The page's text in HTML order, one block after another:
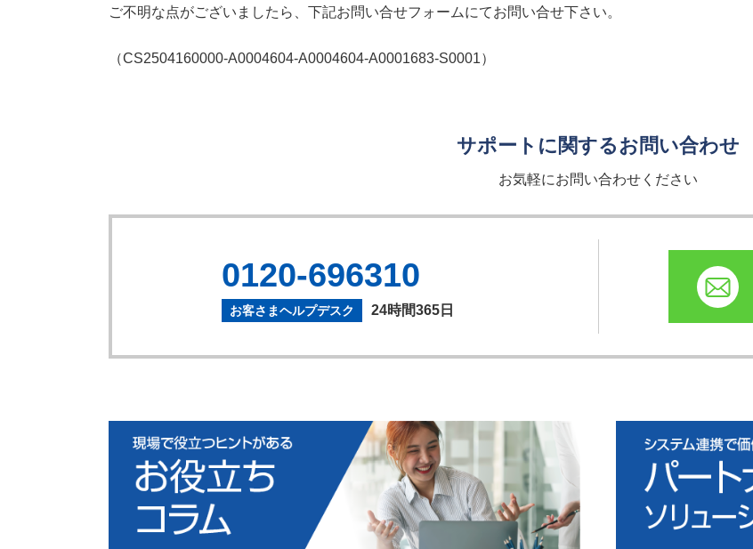
ご不明な点がございましたら、下記お問い合せフォームにてお問い合せ下さい。
（CS2504160000-A0004604-A0004604-A0001683-S0001）
サポートに関するお問い合わせ
お気軽にお問い合わせください
0120-696310
お客さまヘルプデスク 24時間365日